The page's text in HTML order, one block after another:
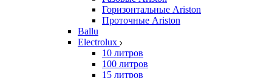
Горизонтальные Ariston
Проточные Ariston
Ballu
Electrolux
10 литров
100 литров
15 литров